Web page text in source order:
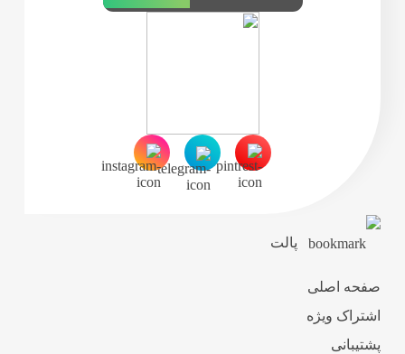
پالت
صفحه اصلی
اشتراک ویژه
پشتیبانی